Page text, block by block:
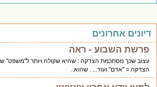
אחרונים
פרשת השבוע - ראה
עצוב שכך מסתכמת הצדקה : שהיא שקולה ויותר ל"משפט"
הצדקה = "אדם" ועוד... . שהוא..